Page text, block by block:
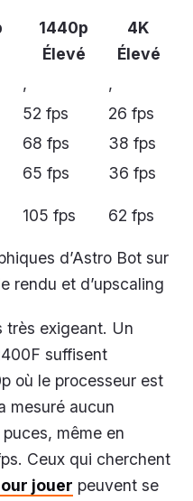
1440p
Élevé
4K
Élevé
,
,
52 fps
26 fps
68 fps
38 fps
65 fps
36 fps
105 fps 62 fps
d’Astro Bot sur
rendu et d’upscaling
très exigeant. Un
suffisent
où le processeur est
mesuré aucun
même en
Ceux qui cherchent
jouer peuvent se